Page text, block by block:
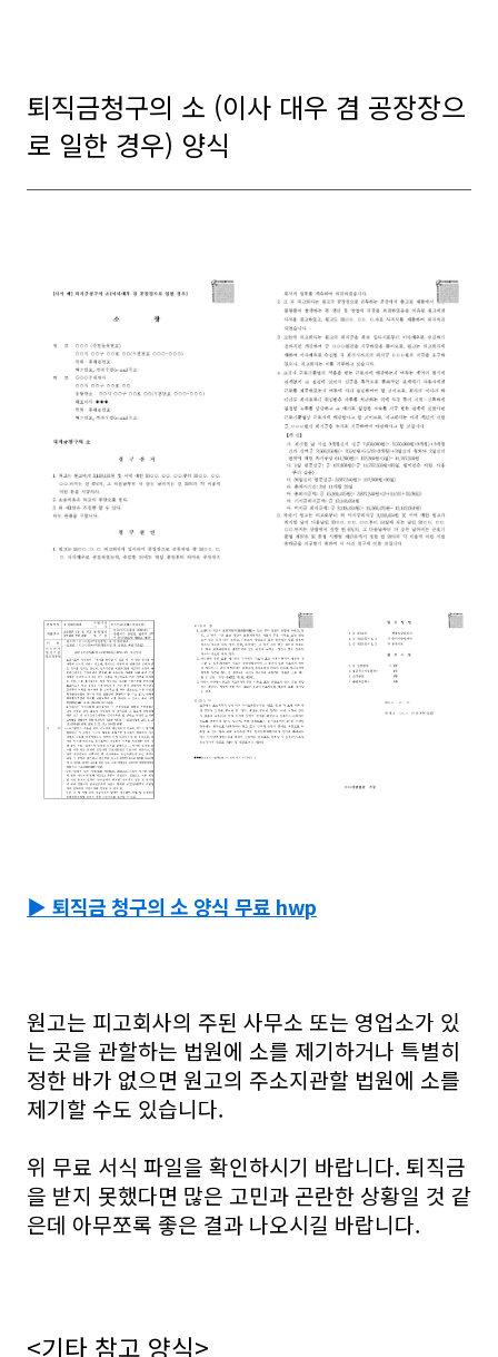
퇴직금청구의 소 (이사 대우 겸 공장장으
로 일한 경우) 양식
▶ 퇴직금 청구의 소 양식 무료 hwp
원고는 피고회사의 주된 사무소 또는 영업소가 있
는 곳을 관할하는 법원에 소를 제기하거나 특별히
정한 바가 없으면 원고의 주소지관할 법원에 소를
제기할 수도 있습니다.
위 무료 서식 파일을 확인하시기 바랍니다. 퇴직금
을 받지 못했다면 많은 고민과 곤란한 상황일 것 같
은데 아무쪼록 좋은 결과 나오시길 바랍니다.
<기타 참고 양식>